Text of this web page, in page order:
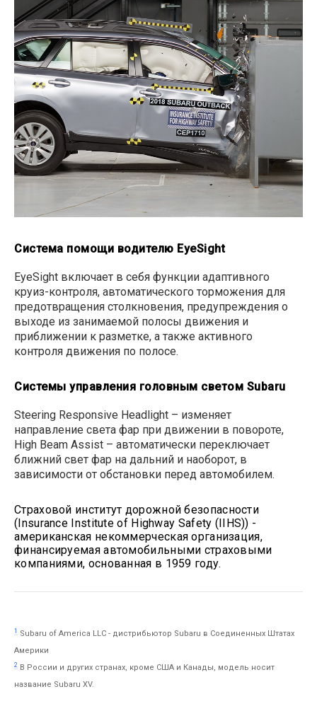
Система помощи водителю EyeSight
EyeSight включает в себя функции адаптивного
круиз-контроля, автоматического торможения для
предотвращения столкновения, предупреждения о
выходе из занимаемой полосы движения и
приближении к разметке, а также активного
контроля движения по полосе.
Системы управления головным светом Subaru
Steering Responsive Headlight – изменяет
направление света фар при движении в повороте,
High Beam Assist – автоматически переключает
ближний свет фар на дальний и наоборот, в
зависимости от обстановки перед автомобилем.
Страховой институт дорожной безопасности
(Insurance Institute of Highway Safety (IIHS)) -
американская некоммерческая организация,
финансируемая автомобильными страховыми
компаниями, основанная в 1959 году.
1
Subaru of America LLC - дистрибьютор Subaru в Соединенных Штатах
Америки
2 В России и других странах, кроме США и Канады, модель носит
название Subaru XV.